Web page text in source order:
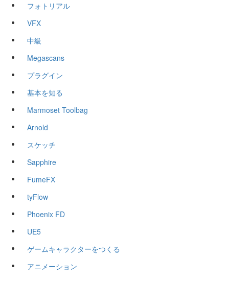
フォトリアル
VFX
中級
Megascans
プラグイン
基本を知る
Marmoset Toolbag
Arnold
スケッチ
Sapphire
FumeFX
tyFlow
Phoenix FD
UE5
ゲームキャラクターをつくる
アニメーション